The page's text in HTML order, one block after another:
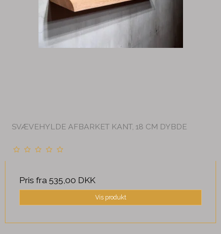
SVÆVEHYLDE AFBARKET KANT, 18 CM DYBDE
Pris fra 535,00 DKK
Vis produkt